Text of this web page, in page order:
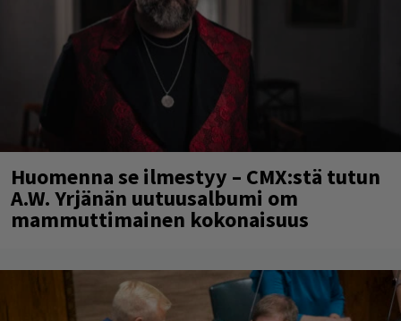
Huomenna se ilmestyy – CMX:stä tutun
A.W. Yrjänän uutuusalbumi om
mammuttimainen kokonaisuus